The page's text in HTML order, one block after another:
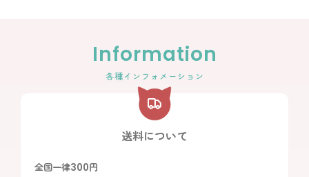
Information
各種インフォメーション
送料について
全国一律300円